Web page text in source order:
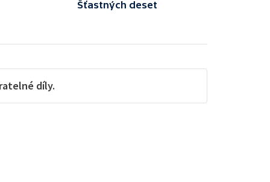
Šťastných deset
díly.